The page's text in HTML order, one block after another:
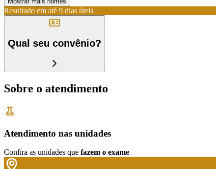
Resultado em até 9 dias úteis
Qual seu convênio?
Sobre o atendimento
Atendimento nas unidades
Confira as unidades que fazem o exame